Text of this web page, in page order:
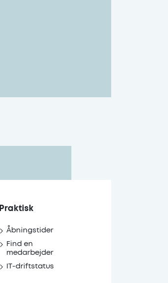
Praktisk
Åbningstider
Find en
medarbejder
IT-driftstatus